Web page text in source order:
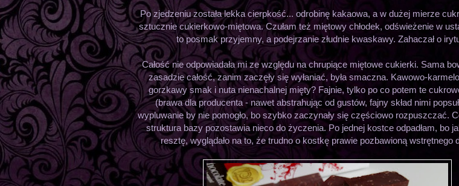
Po zjedzeniu została lekka cierpkość... odrobinę kakaowa, a w dużej mierze
sztucznie cukierkowo-miętowa. Czułam też miętowy chłodek, odświeżenie w
to posmak przyjemny, a podejrzanie złudnie kwaskawy. Zahaczał o
Całość nie odpowiadała mi ze względu na chrupiące miętowe cukierki. Sama
zasadzie całość, zanim zaczęły się wyłaniać, była smaczna. Kawowo-
gorzkawy smak i nuta nienachalnej mięty? Fajnie, tylko po co potem te
(brawa dla producenta - nawet abstrahując od gustów, fajny skład nimi
wypluwanie by nie pomogło, bo szybko zaczynały się częściowo rozpuszczać.
struktura bazy pozostawia nieco do życzenia. Po jednej kostce odpadłam, bo
resztę, wyglądało na to, że trudno o kostkę prawie pozbawioną wstrętnego